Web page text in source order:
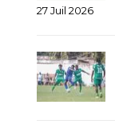
27 Juil 2026